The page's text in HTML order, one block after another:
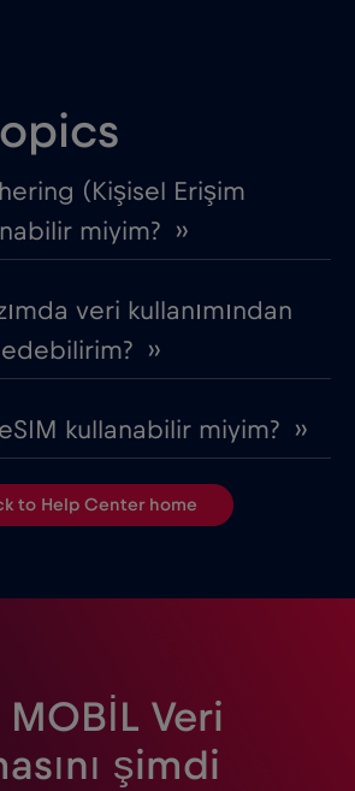
(Kişisel Erişim
miyim? ››
veri kullanımından
››
kullanabilir miyim? ››
to Help Center home
MOBİL Veri
şimdi